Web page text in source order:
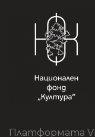
Платформата